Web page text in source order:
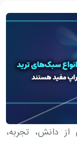
از دانش، تجربه،